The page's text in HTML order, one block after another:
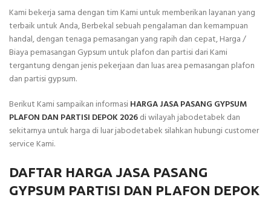
Kami bekerja sama dengan tim Kami untuk memberikan layanan yang
terbaik untuk Anda, Berbekal sebuah pengalaman dan kemampuan
handal, dengan tenaga pemasangan yang rapih dan cepat, Harga /
Biaya pemasangan Gypsum untuk plafon dan partisi dari Kami
tergantung dengan jenis pekerjaan dan luas area pemasangan plafon
dan partisi gypsum.
Berikut Kami sampaikan informasiHARGA JASA PASANG GYPSUM
PLAFON DAN PARTISI DEPOK 2026di wilayah jabodetabek dan
sekitarnya untuk harga di luar jabodetabek silahkan hubungi customer
service Kami.
DAFTAR HARGA JASA PASANG
GYPSUM PARTISI DAN PLAFON DEPOK